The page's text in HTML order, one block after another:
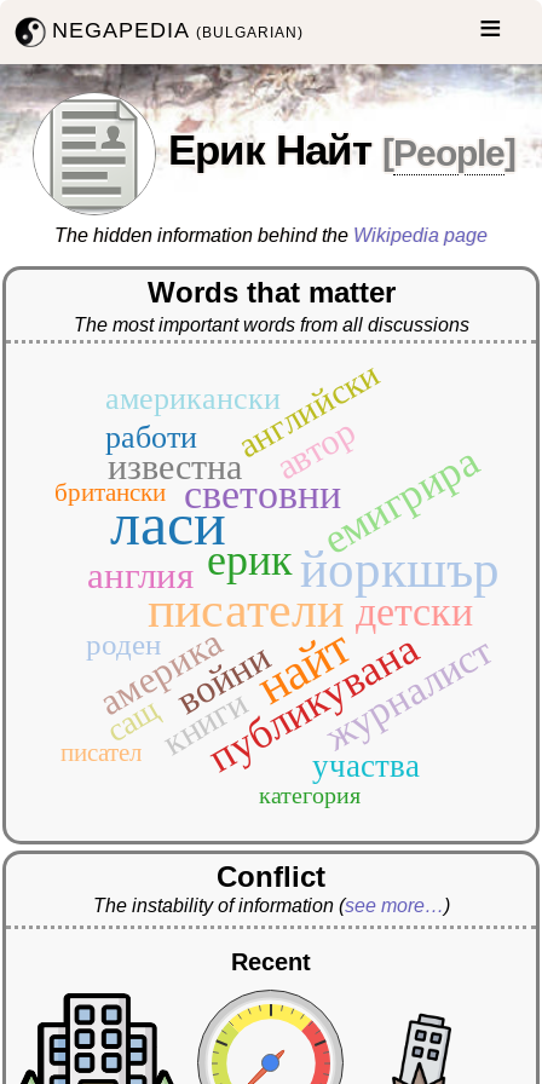
NEGAPEDIA(BULGARIAN)
Ерик Найт [People]
The hidden information behind the Wikipedia page
Words that matter
The most important words from all discussions
ласи
йоркшър
найт
писатели
ерик емигрира
публикувана
детски
световни
журналист
войни
америка
англия
автор
известна
книги
английски
сащ
участва
американски
работи
роден
британски
писател
категория
Conflict
The instability of information (see more…)
Recent